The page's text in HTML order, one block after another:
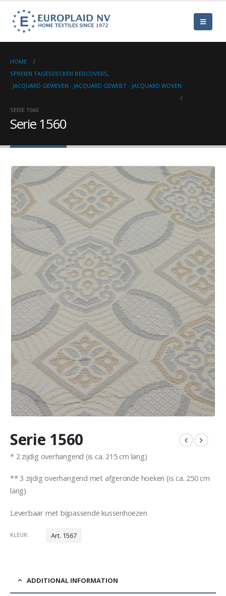
HOME
SPREIEN TAGESDECKEN BEDCOVERS,
JACQUARD GEWEVEN - JACQUARD GEWEBT - JACQUARD WOVEN
SERIE 1560
Serie 1560
Serie 1560
* 2 zijdig overhangend (is ca. 215 cm lang)
** 3 zijdig overhangend met afgeronde hoeken (is ca. 250 cm
lang)
Leverbaar met bijpassende kussenhoezen
KLEUR Art. 1567
ADDITIONAL INFORMATION